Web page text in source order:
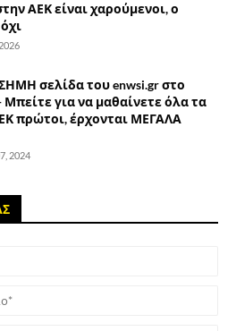
ΑΕΚ είναι χαρούμενοι, ο
σελίδα του enwsi.gr στο
Μπείτε για να μαθαίνετε όλα τα
πρώτοι, έρχονται ΜΕΓΑΛΑ
2024